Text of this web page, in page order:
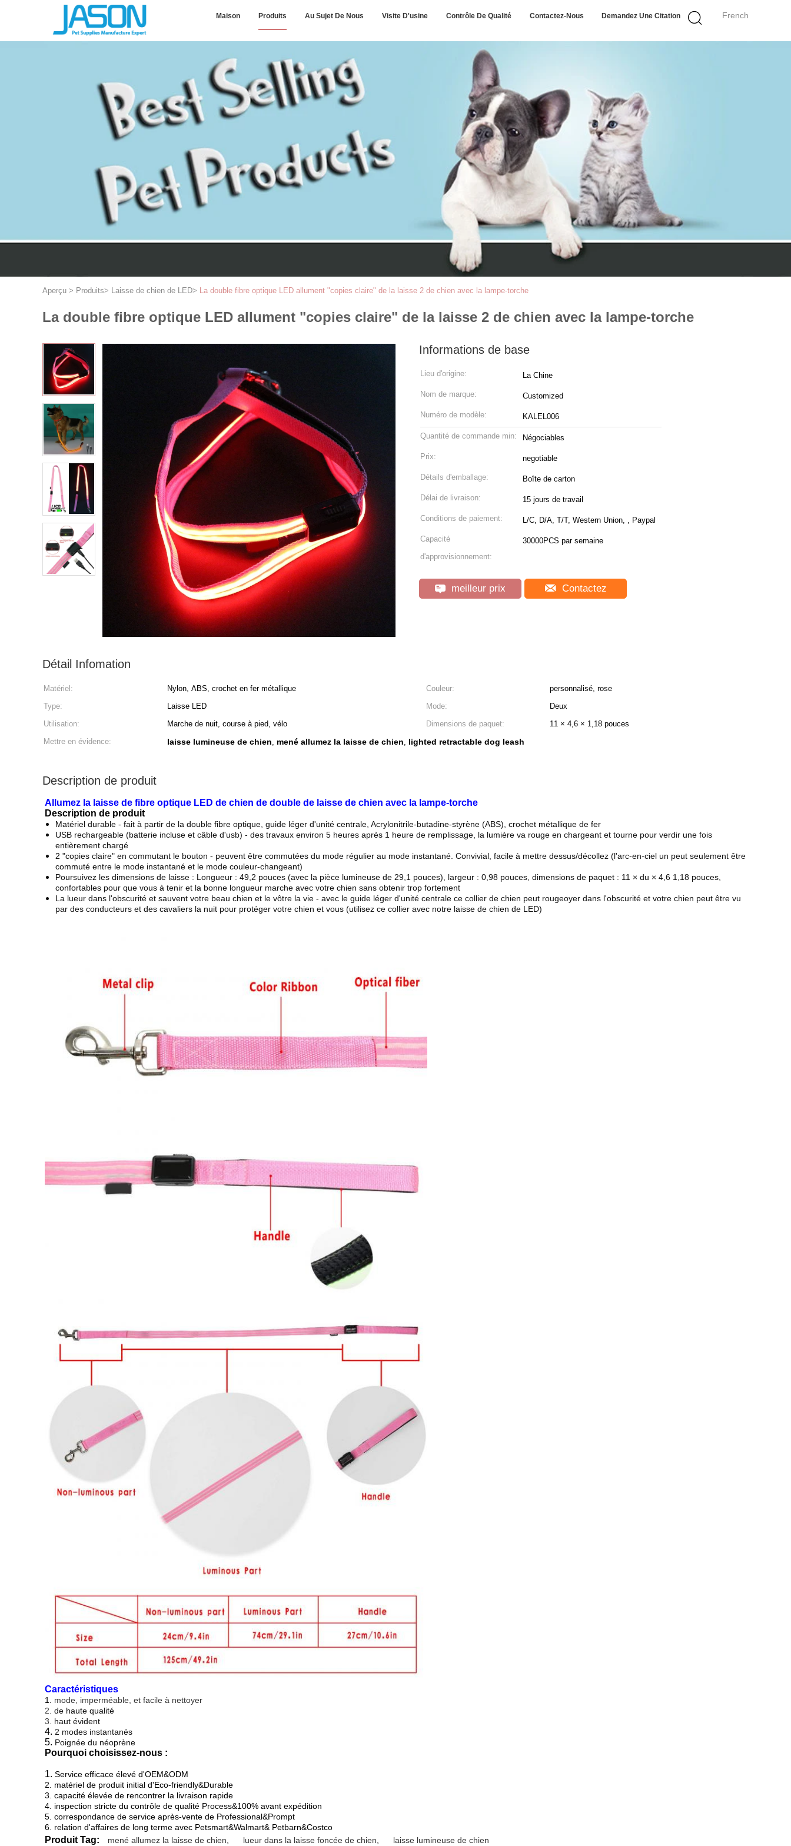
French
Maison Produits Au Sujet De Nous Visite D'usine Contrôle De Qualité Contactez-Nous Demandez Une Citation
Aperçu > Produits> Laisse de chien de LED> La double fibre optique LED allument "copies claire" de la laisse 2 de chien avec la lampe-torche
La double fibre optique LED allument "copies claire" de la laisse 2 de chien avec la lampe-torche
Informations de base
Lieu d'origine: La Chine
Nom de marque: Customized
Numéro de modèle: KALEL006
Quantité de commande min: Négociables
Prix: negotiable
Détails d'emballage: Boîte de carton
Délai de livraison: 15 jours de travail
Conditions de paiement: L/C, D/A, T/T, Western Union, , Paypal
Capacité
d'approvisionnement:
30000PCS par semaine
meilleur prix Contactez
Détail Infomation
Matériel: Nylon, ABS, crochet en fer métallique Couleur:
personnalisé, rose
Type:
Laisse LED Mode:
Deux
Utilisation:
Marche de nuit, course à pied, vélo Dimensions de paquet:
11 × 4,6 × 1,18 pouces
Mettre en évidence:
laisse lumineuse de chien, mené allumez la laisse de chien, lighted retractable dog leash
Description de produit
Allumez la laisse de fibre optique LED de chien de double de laisse de chien avec la lampe-torche
Description de produit
Matériel durable - fait à partir de la double fibre optique, guide léger d'unité centrale, Acrylonitrile-butadine-styrène (ABS), crochet métallique de fer
USB rechargeable (batterie incluse et câble d'usb) - des travaux environ 5 heures après 1 heure de remplissage, la lumière va rouge en chargeant et tourne pour verdir une fois
entièrement chargé
2 "copies claire" en commutant le bouton - peuvent être commutées du mode régulier au mode instantané. Convivial, facile à mettre dessus/décollez (l'arc-en-ciel un peut seulement être
commuté entre le mode instantané et le mode couleur-changeant)
Poursuivez les dimensions de laisse : Longueur : 49,2 pouces (avec la pièce lumineuse de 29,1 pouces), largeur : 0,98 pouces, dimensions de paquet : 11 × du × 4,6 1,18 pouces,
confortables pour que vous à tenir et la bonne longueur marche avec votre chien sans obtenir trop fortement
La lueur dans l'obscurité et sauvent votre beau chien et le vôtre la vie - avec le guide léger d'unité centrale ce collier de chien peut rougeoyer dans l'obscurité et votre chien peut être vu
par des conducteurs et des cavaliers la nuit pour protéger votre chien et vous (utilisez ce collier avec notre laisse de chien de LED)
Caractéristiques
1. mode, imperméable, et facile à nettoyer
2. de haute qualité
3. haut évident
4. 2 modes instantanés
5. Poignée du néoprène
Pourquoi choisissez-nous :
1. Service efficace élevé d'OEM&ODM
2. matériel de produit initial d'Eco-friendly&Durable
3. capacité élevée de rencontrer la livraison rapide
4. inspection stricte du contrôle de qualité Process&100% avant expédition
5. correspondance de service après-vente de Professional&Prompt
6. relation d'affaires de long terme avec Petsmart&Walmart& Petbarn&Costco
Produit Tag: mené allumez la laisse de chien lueur dans la laisse foncée de chien laisse lumineuse de chien